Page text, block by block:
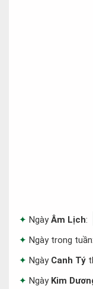
NgàyÂm Lịch:
Ngày trong tuần:
Ngày Canh Tý
Ngày Kim